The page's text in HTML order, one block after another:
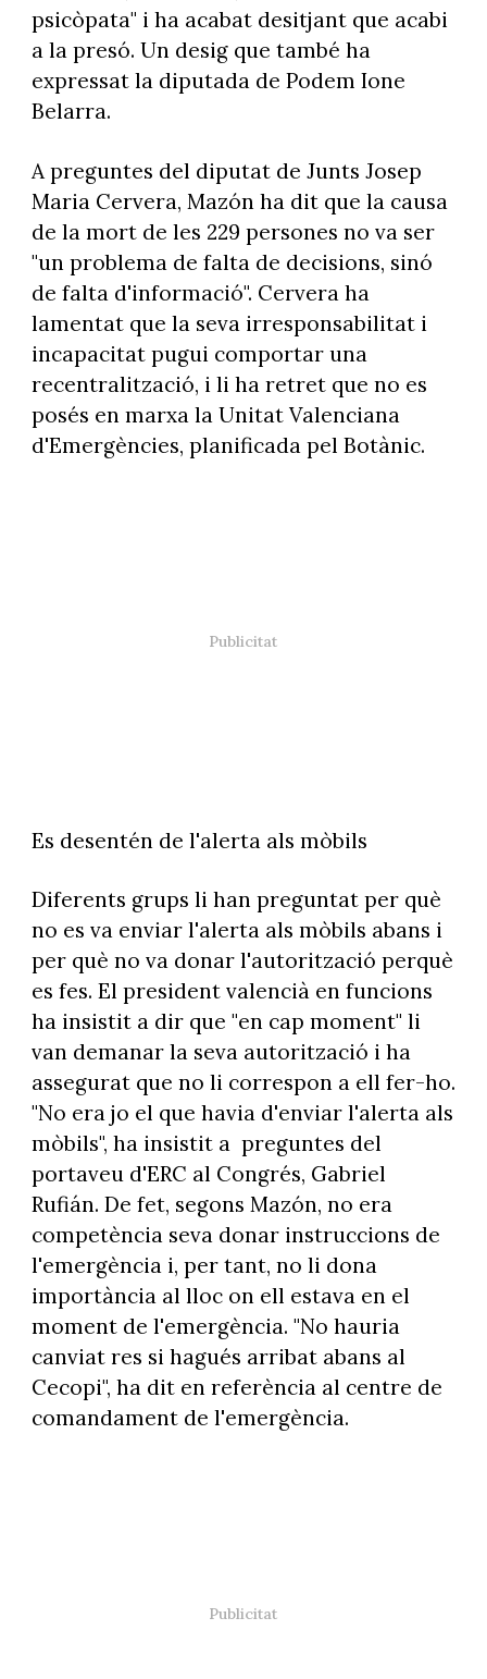
psicòpata" i ha acabat desitjant que acabi
a la presó. Un desig que també ha
expressat la diputada de Podem Ione
Belarra.
A preguntes del diputat de Junts Josep
Maria Cervera, Mazón ha dit que la causa
de la mort de les 229 persones no va ser
"un problema de falta de decisions, sinó
de falta d'informació". Cervera ha
lamentat que la seva irresponsabilitat i
incapacitat pugui comportar una
recentralització, i li ha retret que no es
posés en marxa la Unitat Valenciana
d'Emergències, planificada pel Botànic.
Es desentén de l'alerta als mòbils
Diferents grups li han preguntat per què
no es va enviar l'alerta als mòbils abans i
per què no va donar l'autorització perquè
es fes. El president valencià en funcions
ha insistit a dir que "en cap moment" li
van demanar la seva autorització i ha
assegurat que no li correspon a ell fer-ho.
"No era jo el que havia d'enviar l'alerta als
mòbils", ha insistit a preguntes del
portaveu d'ERC al Congrés, Gabriel
Rufián. De fet, segons Mazón, no era
competència seva donar instruccions de
l'emergència i, per tant, no li dona
importància al lloc on ell estava en el
moment de l'emergència. "No hauria
canviat res si hagués arribat abans al
Cecopi", ha dit en referència al centre de
comandament de l'emergència.